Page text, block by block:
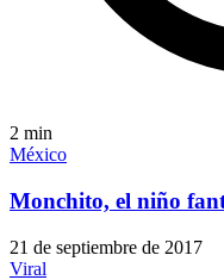
2 min
México
Monchito, el niño
21 de septiembre de 2017
Viral